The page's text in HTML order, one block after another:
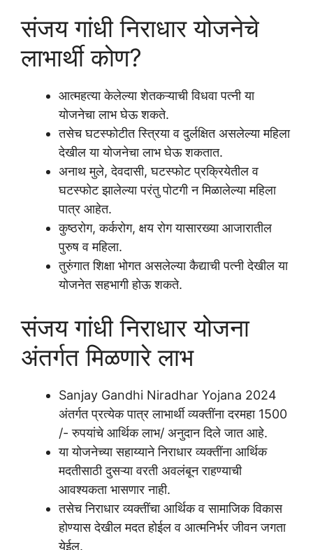
संजय गांधी निराधार योजनेचे
लाभार्थी कोण?
आत्महत्या केलेल्या शेतकऱ्याची विधवा पत्नी या
योजनेचा लाभ घेऊ शकते.
तसेच घटस्फोटीत स्त्रिया व दुर्लक्षित असलेल्या महिला
देखील या योजनेचा लाभ घेऊ शकतात.
अनाथ मुले, देवदासी, घटस्फोट प्रक्रियेतील व
घटस्फोट झालेल्या परंतु पोटगी न मिळालेल्या महिला
पात्र आहेत.
कुष्ठरोग, कर्करोग, क्षय रोग यासारख्या आजारातील
पुरुष व महिला.
तुरुंगात शिक्षा भोगत असलेल्या कैद्याची पत्नी देखील या
योजनेत सहभागी होऊ शकते.
संजय गांधी निराधार योजना
अंतर्गत मिळणारे लाभ
Sanjay Gandhi Niradhar Yojana 2024
अंतर्गत प्रत्येक पात्र लाभार्थी व्यक्तींना दरमहा 1500
/- रुपयांचे आर्थिक लाभ/ अनुदान दिले जात आहे.
या योजनेच्या सहाय्याने निराधार व्यक्तींना आर्थिक
मदतीसाठी दुसऱ्या वरती अवलंबून राहण्याची
आवश्यकता भासणार नाही.
तसेच निराधार व्यक्तींचा आर्थिक व सामाजिक विकास
होण्यास देखील मदत होईल व आत्मनिर्भर जीवन जगता
येईल.